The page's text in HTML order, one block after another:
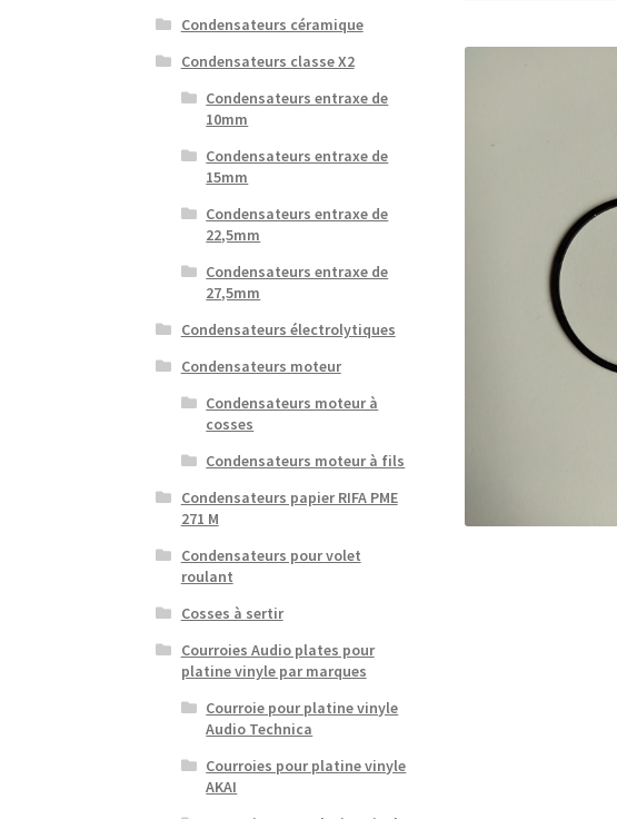
Condensateurs céramique
Condensateurs classe X2
Condensateurs entraxe de
10mm
Condensateurs entraxe de
15mm
Condensateurs entraxe de
22,5mm
Condensateurs entraxe de
27,5mm
Condensateurs électrolytiques
Condensateurs moteur
Condensateurs moteur à
cosses
Condensateurs moteur à fils
Condensateurs papier RIFA PME
271 M
Condensateurs pour volet
roulant
Cosses à sertir
Courroies Audio plates pour
platine vinyle par marques
Courroie pour platine vinyle
Audio Technica
Courroies pour platine vinyle
AKAI